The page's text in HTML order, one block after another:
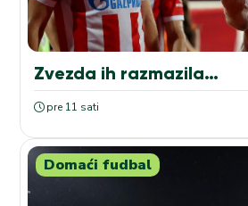
Zvezda ih razmazila…
pre 11 sati
Domaći fudbal